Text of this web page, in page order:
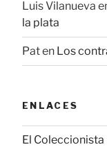
Luis Vilanueva
la plata
Paten Los
ENLACES
El